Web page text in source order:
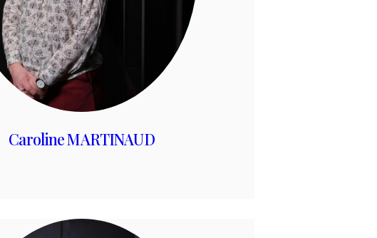
Caroline MARTINAUD